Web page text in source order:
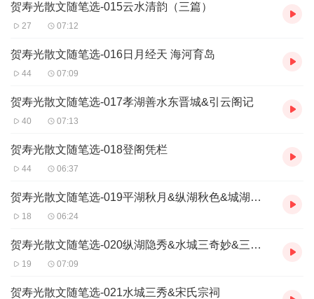
贺寿光散文随笔选-015云水清韵（三篇）
27 07:12
贺寿光散文随笔选-016日月经天 海河育岛
44 07:09
贺寿光散文随笔选-017孝湖善水东晋城&引云阁记
40 07:13
贺寿光散文随笔选-018登阁凭栏
44 06:37
贺寿光散文随笔选-019平湖秋月&纵湖秋色&城湖秋韵
18 06:24
贺寿光散文随笔选-020纵湖隐秀&水城三奇妙&三阳护鼎
19 07:09
贺寿光散文随笔选-021水城三秀&宋氏宗祠